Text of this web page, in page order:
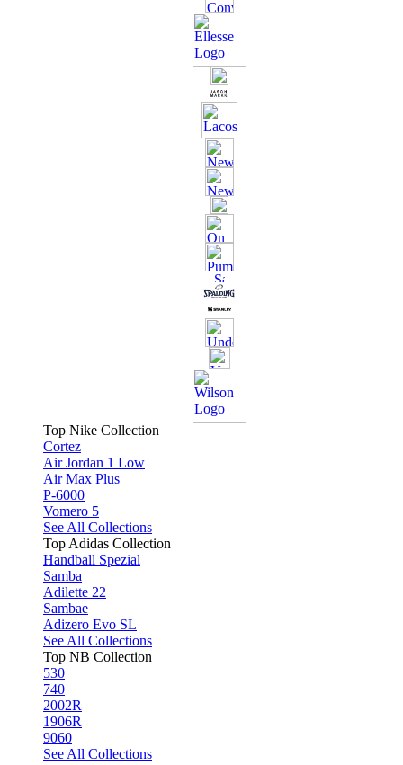
Top Nike Collection
Cortez
Air Jordan 1 Low
Air Max Plus
P-6000
Vomero 5
See All Collections
Top Adidas Collection
Handball Spezial
Samba
Adilette 22
Sambae
Adizero Evo SL
See All Collections
Top NB Collection
530
740
2002R
1906R
9060
See All Collections